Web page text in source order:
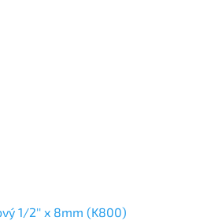
1/2'' x 8mm (K800)